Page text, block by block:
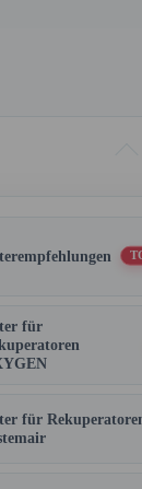
für
für